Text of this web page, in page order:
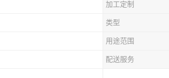
加工定制
类型
用途范围
配送服务